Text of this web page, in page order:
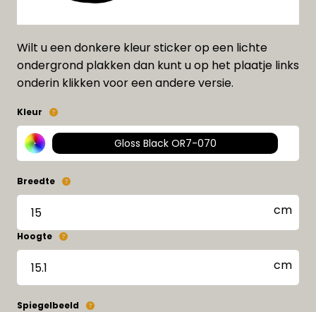
Wilt u een donkere kleur sticker op een lichte
ondergrond plakken dan kunt u op het plaatje links
onderin klikken voor een andere versie.
Kleur
Gloss Black OR7-070
Breedte
Hoogte
Spiegelbeeld